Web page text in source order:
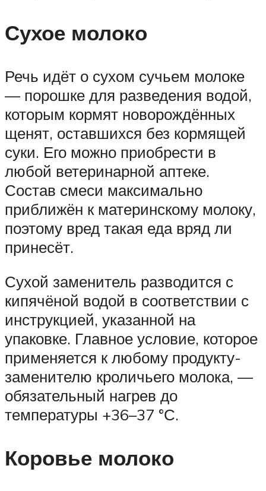
Сухое молоко
Речь идёт о сухом сучьем молоке
— порошке для разведения водой,
которым кормят новорождённых
щенят, оставшихся без кормящей
суки. Его можно приобрести в
любой ветеринарной аптеке.
Состав смеси максимально
приближён к материнскому молоку,
поэтому вред такая еда вряд ли
принесёт.
Сухой заменитель разводится с
кипячёной водой в соответствии с
инструкцией, указанной на
упаковке. Главное условие, которое
применяется к любому продукту-
заменителю кроличьего молока, —
обязательный нагрев до
температуры +36–37 °С.
Коровье молоко